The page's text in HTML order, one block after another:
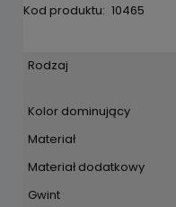
Kod produktu: 10465
Rodzaj
Kolor dominujący
Materiał
Materiał dodatkowy
Gwint